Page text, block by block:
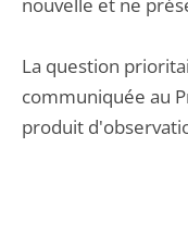
La question
communiquée au
produit